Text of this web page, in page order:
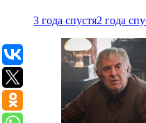
3 года спустя2 года